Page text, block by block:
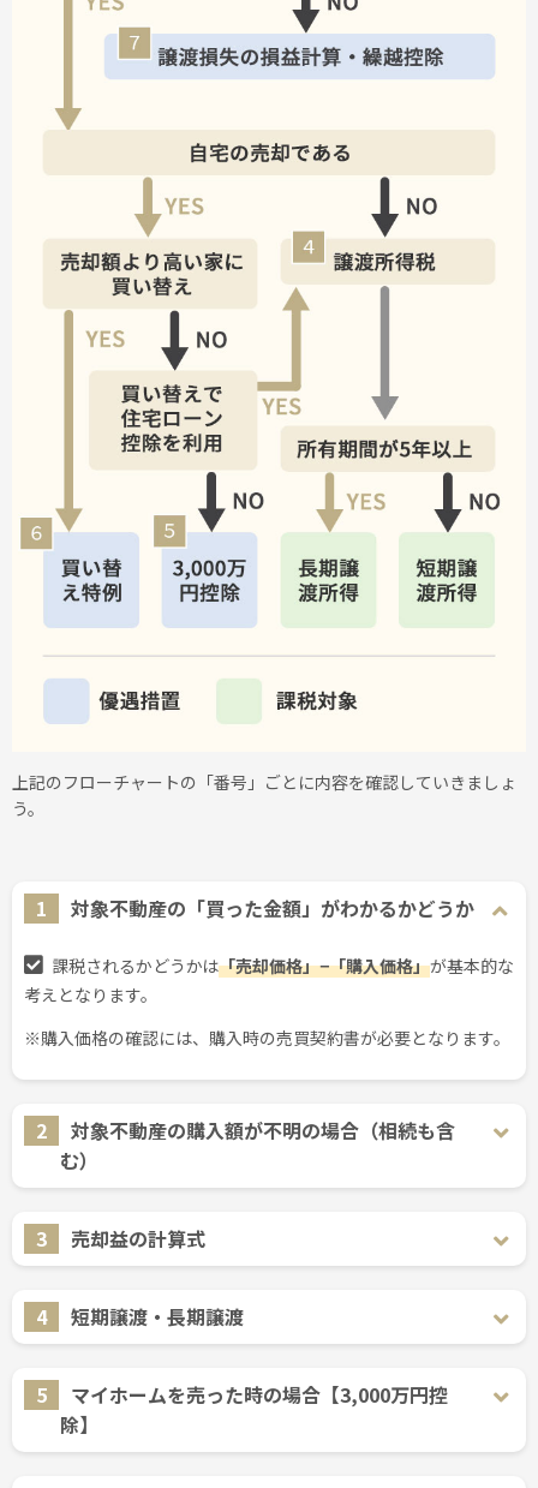
上記のフローチャートの「番号」ごとに内容を確認していきましょ
う。
1 対象不動産の「買った金額」がわかるかどうか
課税されるかどうかは「売却価格」−「購入価格」が基本的な
考えとなります。
※購入価格の確認には、購入時の売買契約書が必要となります。
2
対象不動産の購入額が不明の場合（相続も含
む）
3 売却益の計算式
4 短期譲渡・長期譲渡
5
マイホームを売った時の場合【3,000万円控
除】